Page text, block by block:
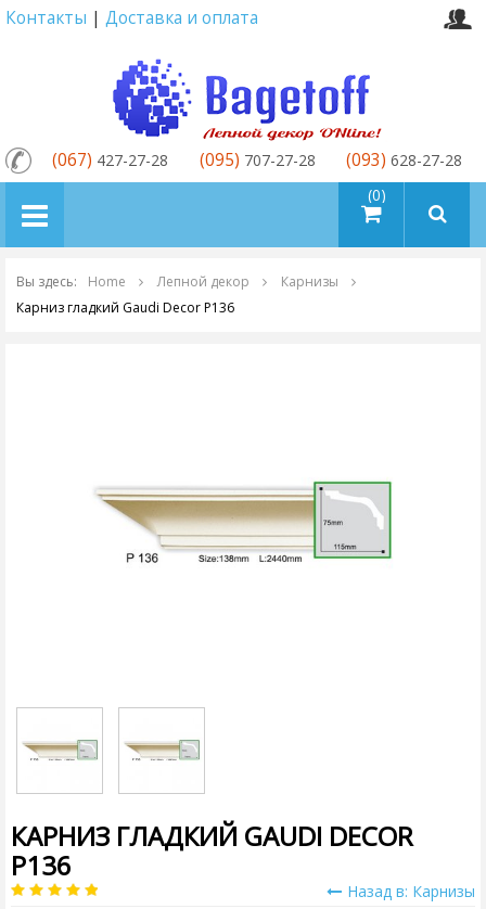
Контакты | Доставка и оплата
товаров (0)
(067) 427-27-28 (095) 707-27-28 (093) 628-27-28
Вы здесь: Home Лепной декор
Карнизы
Карниз гладкий Gaudi Decor P136
КАРНИЗ ГЛАДКИЙ GAUDI DECOR
P136
Назад в: Карнизы